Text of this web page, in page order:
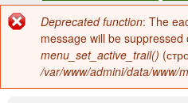
а
в
о
Сообщение
об
ошибке
Deprecated function: The
message will be
menu_set_active_trail()
/var/www/admini/data/www/